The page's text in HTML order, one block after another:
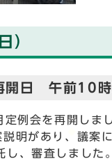
）
開日 午前10時
例会を再開しまし
明があり、議案
、審査しました。